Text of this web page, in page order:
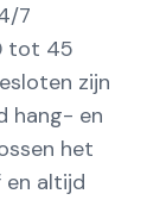
7
tot 45
zijn
hang- en
het
en altijd